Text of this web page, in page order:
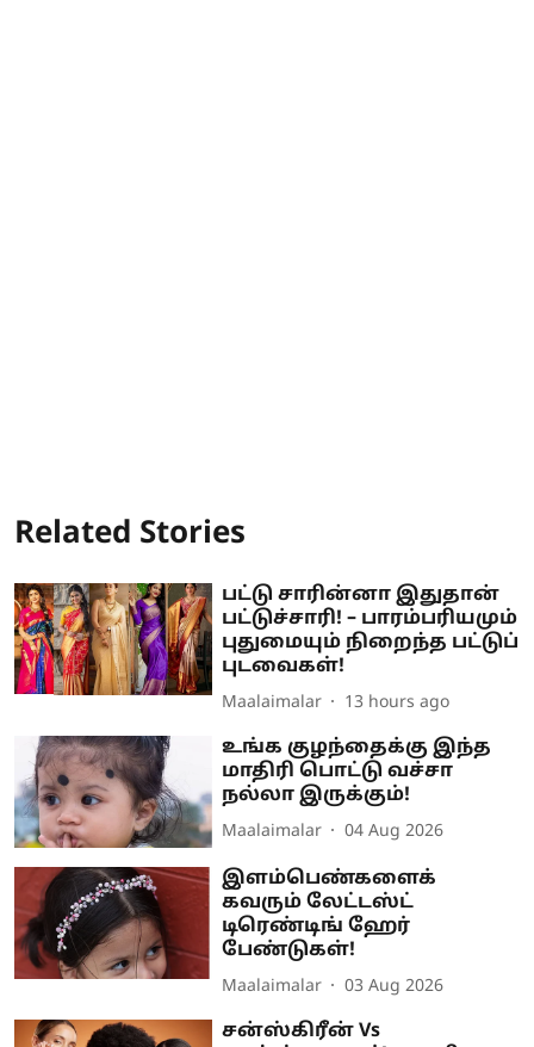
Related Stories
பட்டு சாரின்னா இதுதான்
பட்டுச்சாரி! – பாரம்பரியமும்
புதுமையும் நிறைந்த பட்டுப்
புடவைகள்!
Maalaimalar 13 hours ago
உங்க குழந்தைக்கு இந்த
மாதிரி பொட்டு வச்சா
நல்லா இருக்கும்!
Maalaimalar 04 Aug 2026
இளம்பெண்களைக்
கவரும் லேட்டஸ்ட்
டிரெண்டிங் ஹேர்
பேண்டுகள்!
Maalaimalar 03 Aug 2026
சன்ஸ்கிரீன் Vs